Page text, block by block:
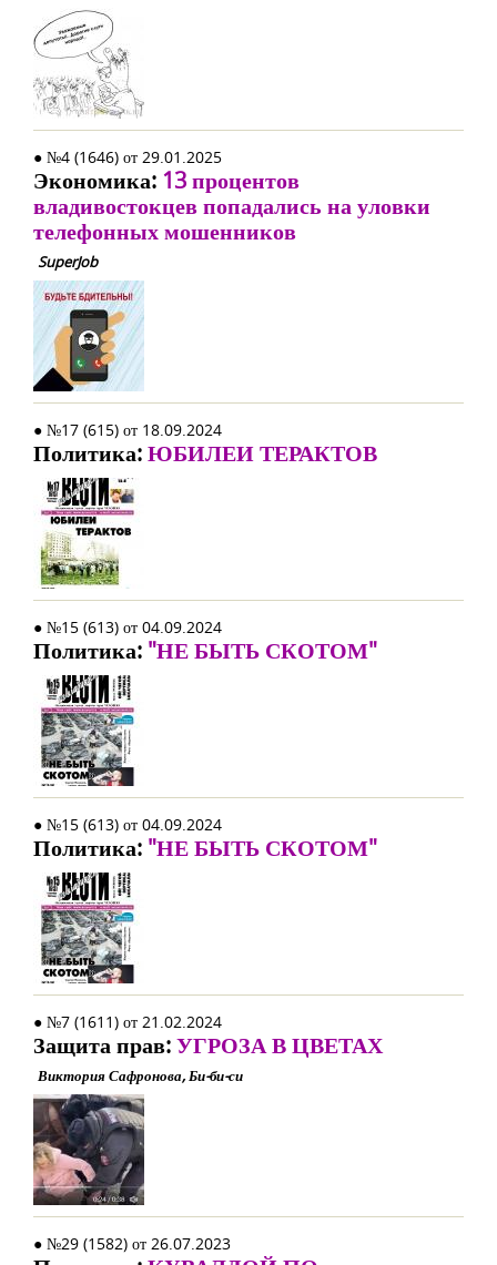
● №4 (1646) от 29.01.2025
Экономика: 13 процентов
владивостокцев попадались на уловки
телефонных мошенников
SuperJob
● №17 (615) от 18.09.2024
Политика:ЮБИЛЕИ ТЕРАКТОВ
● №15 (613) от 04.09.2024
Политика: "НЕ БЫТЬ СКОТОМ"
● №15 (613) от 04.09.2024
Политика: "НЕ БЫТЬ СКОТОМ"
● №7 (1611) от 21.02.2024
Защита прав:УГРОЗА В ЦВЕТАХ
Виктория Сафронова, Би-би-си
● №29 (1582) от 26.07.2023